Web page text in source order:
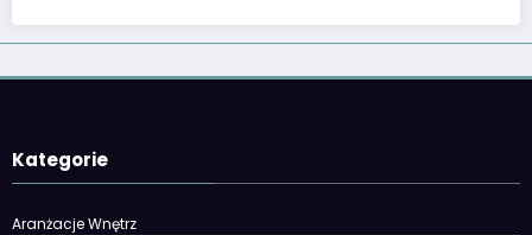
Kategorie
Aranżacje Wnętrz